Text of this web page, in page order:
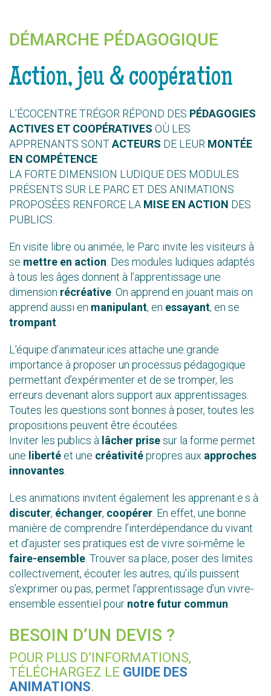
DÉMARCHE PÉDAGOGIQUE
Action, jeu & coopération
L’ÉCOCENTRE TRÉGOR RÉPOND DES PÉDAGOGIES
ACTIVES ET COOPÉRATIVES OÙ LES
APPRENANTS SONTACTEURS DE LEUR MONTÉE
EN COMPÉTENCE
LA FORTE DIMENSION LUDIQUE DES MODULES
PRÉSENTS SUR LE PARC ET DES ANIMATIONS
PROPOSÉES RENFORCE LA MISE EN ACTION DES
PUBLICS.
En visite libre ou animée, le Parc invite les visiteurs à
se mettre en action . Des modules ludiques adaptés
à tous les âges donnent à l’apprentissage une
dimension récréative . On apprend en jouant mais on
apprend aussi en manipulant, en essayant, en se
trompant
L’équipe d’animateur.ices attache une grande
importance à proposer un processus pédagogique
permettant d’expérimenter et de se tromper, les
erreurs devenant alors support aux apprentissages.
Toutes les questions sont bonnes à poser, toutes les
propositions peuvent être écoutées.
Inviter les publics à lâcher prisesur la forme permet
une liberté et une créativitépropres aux approches
innovantes
Les animations invitent également les apprenant.e.s à
discuter, échanger, coopérer . En effet, une bonne
manière de comprendre l’interdépendance du vivant
et d’ajuster ses pratiques est de vivre soi-même le
faire-ensemble . Trouver sa place, poser des limites
collectivement, écouter les autres, qu’ils puissent
s’exprimer ou pas, permet l’apprentissage d’un vivre-
ensemble essentiel pour notre futur commun
BESOIN D’UN DEVIS ?
POUR PLUS D’INFORMATIONS,
TÉLÉCHARGEZ LE GUIDE DES
ANIMATIONS.